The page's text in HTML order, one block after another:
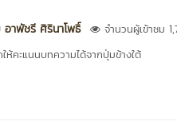
อาพัชรี ศิรินาโพธิ์
จำนวนผู้เข้าชม
ห้คะแนนบทความได้จากปุ่มข้างใต้